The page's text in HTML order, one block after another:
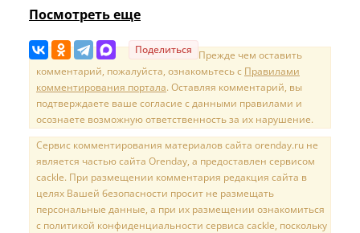
Посмотреть еще
Поделиться Прежде чем оставить
комментарий, пожалуйста, ознакомьтесь с Правилами
комментирования портала. Оставляя комментарий, вы
подтверждаете ваше согласие с данными правилами и
осознаете возможную ответственность за их нарушение.
Сервис комментирования материалов сайта orenday.ru не
является частью сайта Orenday, а предоставлен сервисом
cackle. При размещении комментария редакция сайта в
целях Вашей безопасности просит не размещать
персональные данные, а при их размещении ознакомиться
с политикой конфиденциальности сервиса cackle, поскольку